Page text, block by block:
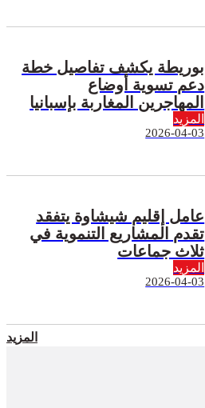
بوريطة يكشف تفاصيل خطة
دعم تسوية أوضاع
المهاجرين المغاربة بإسبانيا
المزيد
2026-04-03
عامل إقليم شيشاوة يتفقد
تقدم المشاريع التنموية في
ثلاث جماعات
المزيد
2026-04-03
المزيد